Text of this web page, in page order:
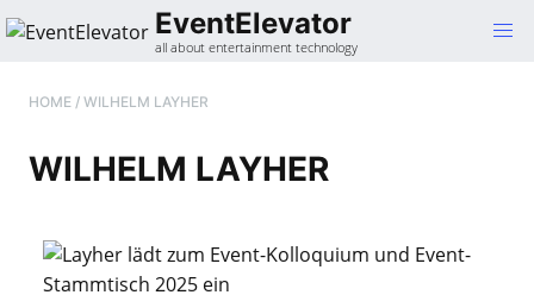
Gehe
zum
EventElevator
all about entertainment technology
HOME / WILHELM LAYHER
WILHELM LAYHER